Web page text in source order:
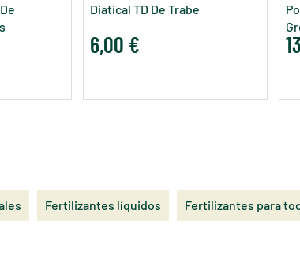
Diatical TD De Trabe
6,00 €
Fertilizantes líquidos Fertilizantes para